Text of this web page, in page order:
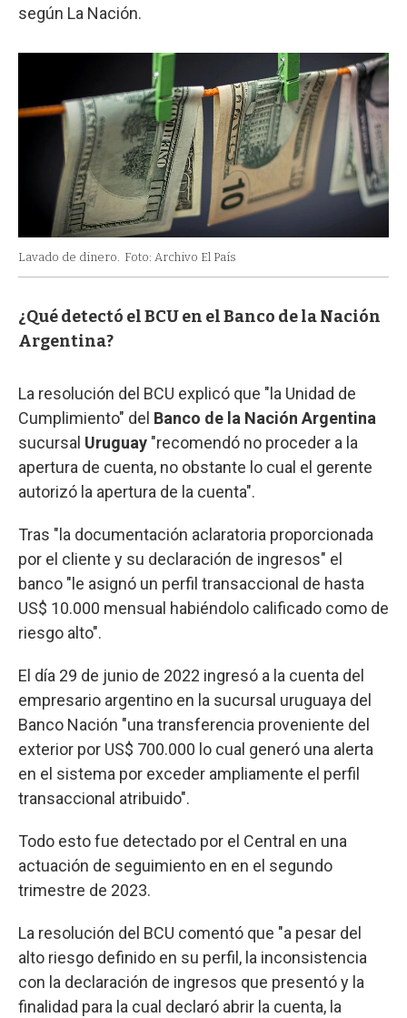
según La Nación.
Lavado de dinero. Foto: Archivo El País
¿Qué detectó el BCU en el Banco de la Nación
Argentina?
La resolución del BCU explicó que "la Unidad de
Cumplimiento" del Banco de la Nación Argentina
sucursal Uruguay "recomendó no proceder a la
apertura de cuenta, no obstante lo cual el gerente
autorizó la apertura de la cuenta".
Tras "la documentación aclaratoria proporcionada
por el cliente y su declaración de ingresos" el
banco "le asignó un perfil transaccional de hasta
US$ 10.000 mensual habiéndolo calificado como de
riesgo alto".
El día 29 de junio de 2022 ingresó a la cuenta del
empresario argentino en la sucursal uruguaya del
Banco Nación "una transferencia proveniente del
exterior por US$ 700.000 lo cual generó una alerta
en el sistema por exceder ampliamente el perfil
transaccional atribuido".
Todo esto fue detectado por el Central en una
actuación de seguimiento en en el segundo
trimestre de 2023.
La resolución del BCU comentó que "a pesar del
alto riesgo definido en su perfil, la inconsistencia
con la declaración de ingresos que presentó y la
finalidad para la cual declaró abrir la cuenta, la